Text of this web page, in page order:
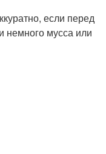
если перед
немного мусса или